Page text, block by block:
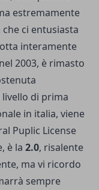
estremamente
ci entusiasta
interamente
2003, è rimasto
di prima
in italia, viene
Puplic License
è la 2.0, risalente
ma vi ricordo
sempre